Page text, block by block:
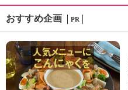
おすすめ企画 PR